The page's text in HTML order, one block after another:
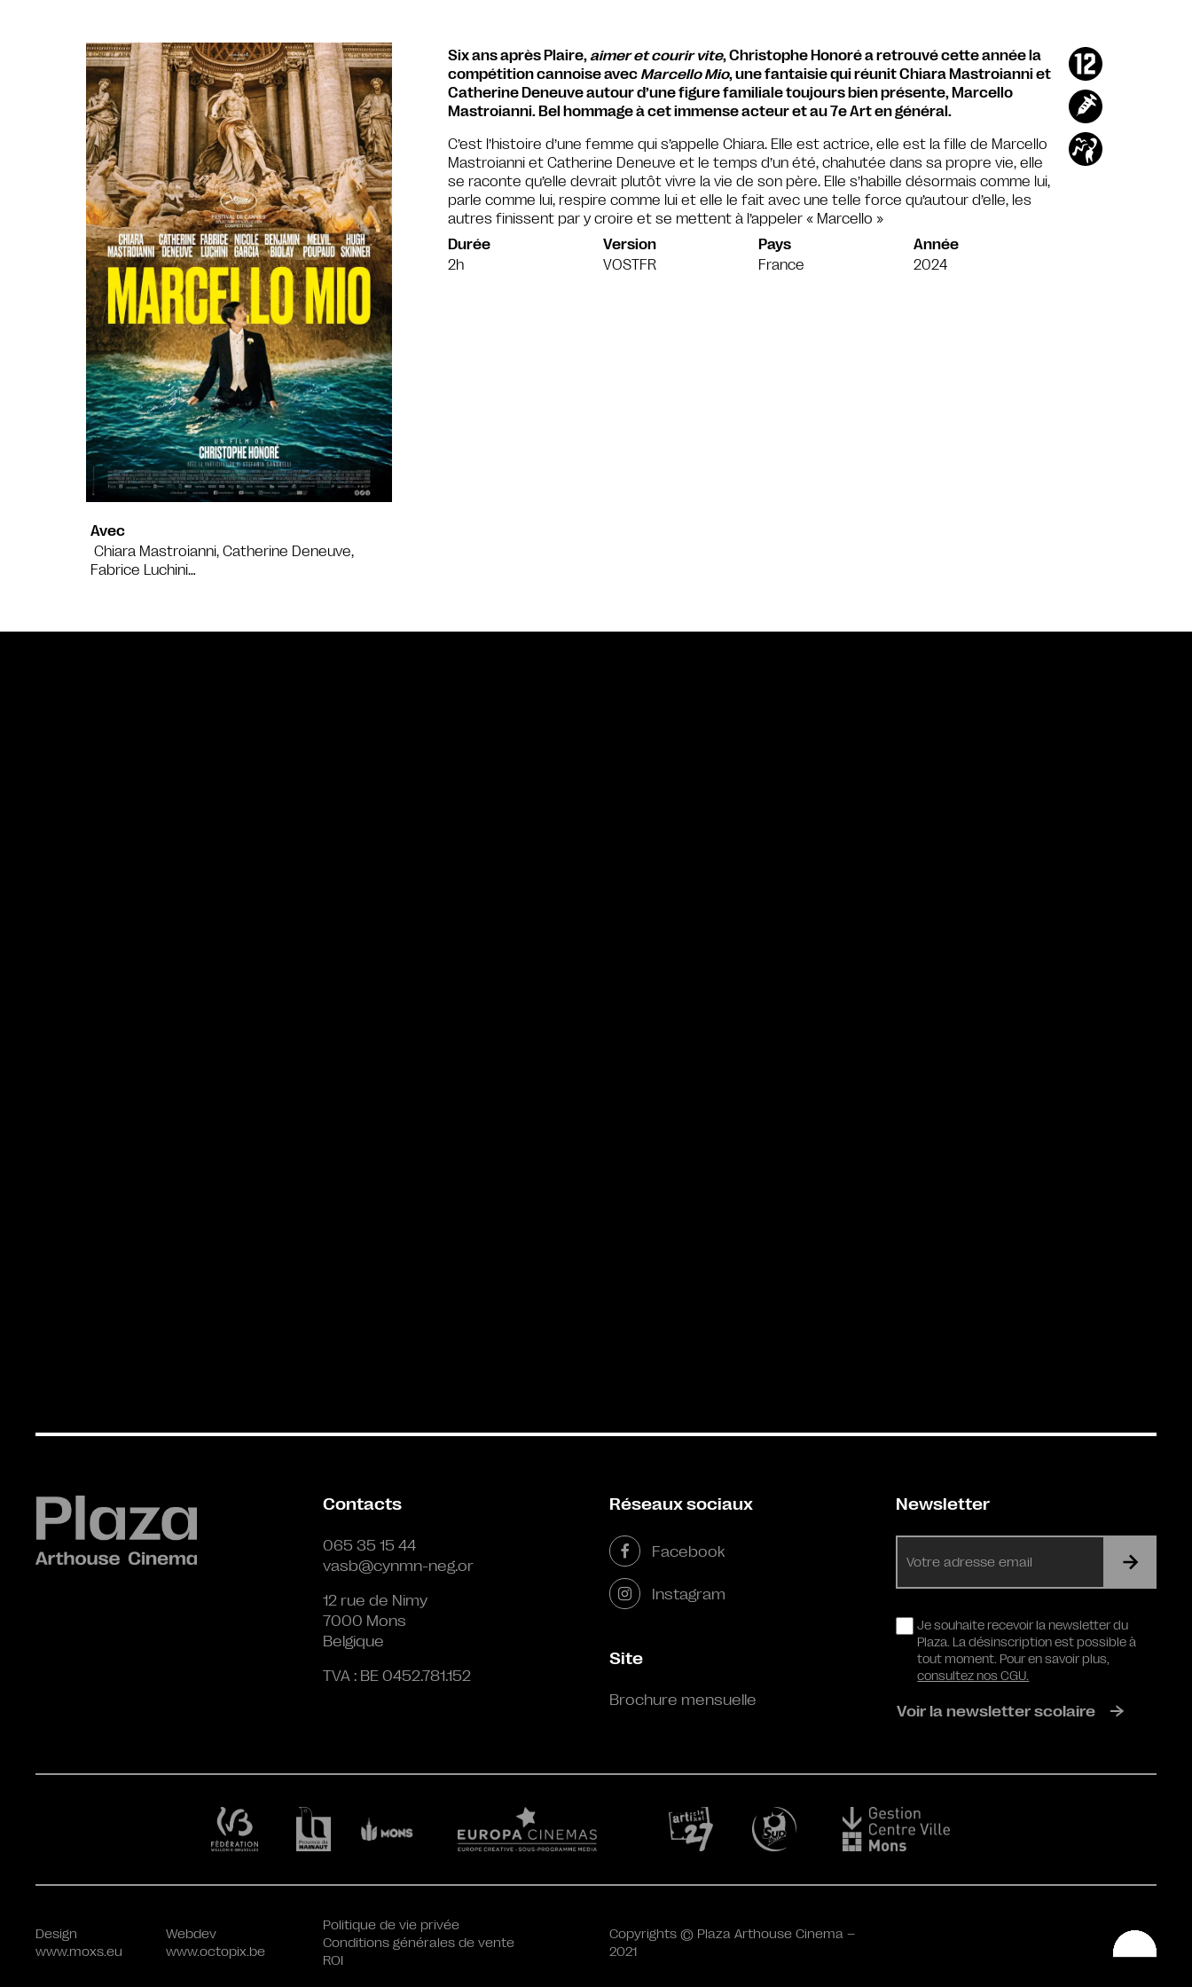
Avec
Chiara Mastroianni, Catherine Deneuve,
Fabrice Luchini…
Six ans après Plaire,aimer et courir vite, Christophe Honoré a retrouvé cette année la
compétition cannoise avec Marcello Mio, une fantaisie qui réunit Chiara Mastroianni et
Catherine Deneuve autour d’une figure familiale toujours bien présente, Marcello
Mastroianni. Bel hommage à cet immense acteur et au 7e Art en général.
C’est l’histoire d’une femme qui s’appelle Chiara. Elle est actrice, elle est la fille de Marcello
Mastroianni et Catherine Deneuve et le temps d’un été, chahutée dans sa propre vie, elle
se raconte qu’elle devrait plutôt vivre la vie de son père. Elle s’habille désormais comme lui,
parle comme lui, respire comme lui et elle le fait avec une telle force qu’autour d’elle, les
autres finissent par y croire et se mettent à l’appeler « Marcello »
Durée
2h
Version
VOSTFR
Pays
France
Année
2024
Contacts
065 35 15 44
vasb@cynmn-neg.or
12 rue de Nimy
7000 Mons
Belgique
TVA : BE 0452.781.152
Réseaux sociaux
Facebook
Instagram
Site
Brochure mensuelle
Newsletter
mail
RGPDJe souhaite recevoir la newsletter du
Plaza. La désinscription est possible à
tout moment. Pour en savoir plus,
consultez nos CGU.
Voir la newsletter scolaire
Design
www.moxs.eu
Webdev
www.octopix.be
Politique de vie privée
Conditions générales de vente
ROI
Copyrights © Plaza Arthouse Cinema –
2021